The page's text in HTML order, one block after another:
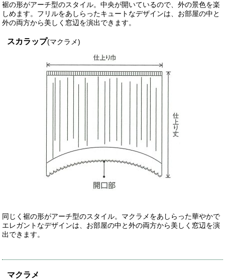
裾の形がアーチ型のスタイル。中央が開いているので、外の景色を楽
しめます。フリルをあしらったキュートなデザインは、お部屋の中と
外の両方から美しく窓辺を演出できます。
スカラップ(マクラメ)
同じく裾の形がアーチ型のスタイル。マクラメをあしらった華やかで
エレガントなデザインは、お部屋の中と外の両方から美しく窓辺を演
出できます。
マクラメ